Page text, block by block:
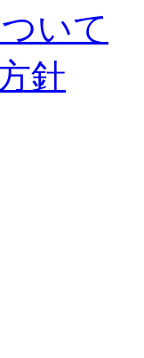
いて
針